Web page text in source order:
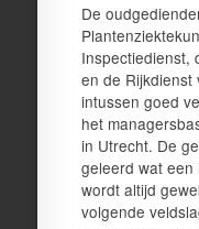
De
Inspectiedienst,
en de Rijkdienst
intussen goed
het
in Utrecht. De
geleerd wat
wordt altijd
volgende